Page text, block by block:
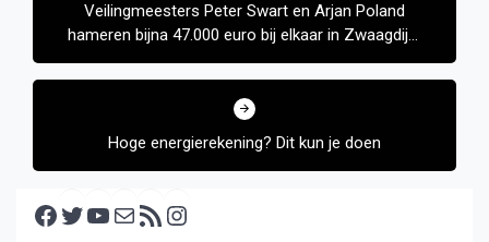
Veilingmeesters Peter Swart en Arjan Poland
hameren bijna 47.000 euro bij elkaar in Zwaagdijk-
Oost
Hoge energierekening? Dit kun je doen
Facebook Twitter YouTube E-mail RSS feed